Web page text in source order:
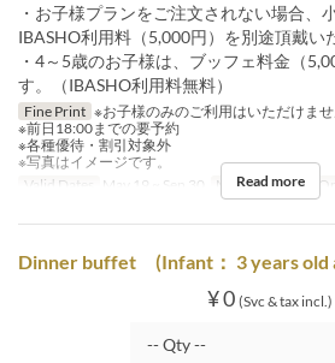
・お子様プランをご注文されない場合、
IBASHO利用料（5,000円）を別途頂戴い
・4～5歳のお子様は、ブッフェ料金（
す。（IBASHO利用料無料）
Fine Print ※お子様のみのご利用はいただけませ
※前日18:00までの要予約
※各種優待・割引対象外
※写真はイメージです。
Valid Dates
May 19 ~ Sep 30 Meals Dinner
Read more
Dinner buffet (Infant： 3 years old
¥ 0 (Svc & tax incl.)